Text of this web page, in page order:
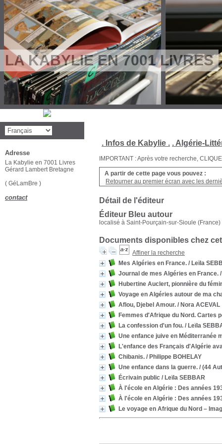
LA KABYLIE EN 7001 LIVRES
. Infos de Kabylie . . Algérie-
IMPORTANT : Après votre recherche,
A partir de cette page vous pouvez :
Retourner au premier écran avec les
Détail de l'éditeur
Éditeur Bleu autour
localisé à Saint-Pourçain-sur-Sioule (France)
Documents disponibles chez
Affiner la recherche
Mes Algéries en France. / Leïla
Journal de mes Algéries en France.
Hubertine Auclert, pionnière du
Voyage en Algéries autour de ma
Aflou, Djebel Amour. / Nora ACEVAL
Femmes d'Afrique du Nord. Cartes
La confession d'un fou. / Leïla
Une enfance juive en Méditerranée
L'enfance des Français d'Algérie
Chibanis. / Philippe BOHELAY
Une enfance dans la guerre. / (44
Écrivain public / Leïla SEBBAR
À l'école en Algérie : Des années
À l'école en Algérie : Des années
Le voyage en Afrique du Nord –
Adresse
La Kabylie en 7001 Livres
Gérard Lambert Bretagne
( GéLamBre )
contact